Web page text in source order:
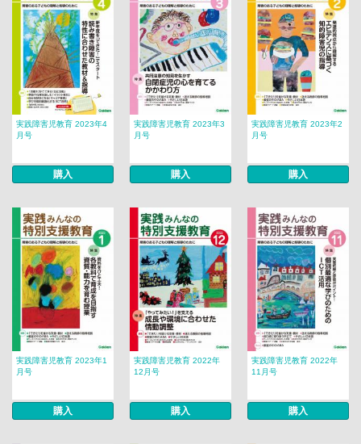
実践障害児教育 2023年4
月号
購入
実践障害児教育 2023年3
月号
購入
実践障害児教育 2023年2
月号
購入
実践障害児教育 2023年1
月号
購入
実践障害児教育 2022年
12月号
購入
実践障害児教育 2022年
11月号
購入